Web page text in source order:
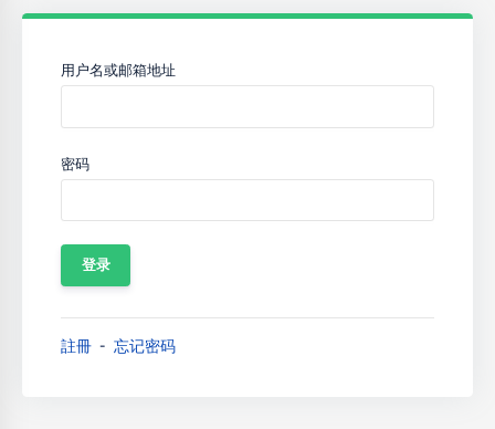
用户名或邮箱地址
密码
註冊 忘记密码